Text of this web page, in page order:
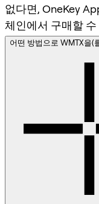
없다면, OneKey
체인에서 구매할 수
어떤 방법으로 WMTX을(